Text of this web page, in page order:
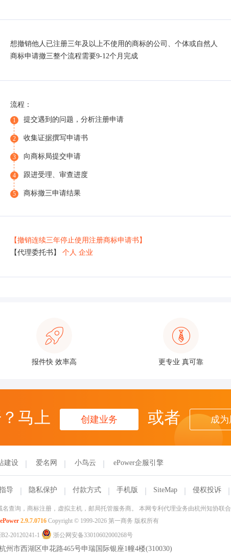
想撤销他人已注册三年及以上不使用的商标的公司、个体或自然人
商标申请撤三整个流程需要9-12个月完成
流程：
1 提交遇到的问题，分析注册申请
2 收集证据撰写申请书
3 向商标局提交申请
4 跟进受理、审查进度
5 商标撤三申请结果
【撤销连续三年停止使用注册商标申请书】
【代理委托书】 个人 企业
报件快 效率高 更专业 真可靠
马上 创建业务 或者 成为
建设 爱名网 小鸟云 ePower企服引擎
导 隐私保护 付款方式 手机版 SiteMap 侵权投诉
查询，商标注册，虚拟主机，邮局托管服务商。 本网专利代理业务由杭州知协联
ePower 2.9.7.0716 Copyright © 1999-2026 第一商务 版权所有
20120241-1
浙公网安备33010602000268号
州市西湖区申花路465号申瑞国际银座1幢4楼(310030)